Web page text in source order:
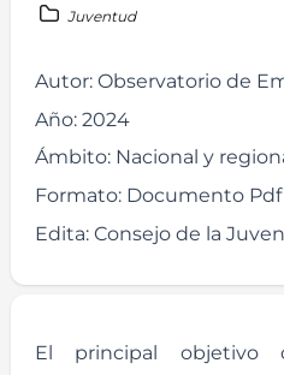
Juventud
Autor: Observatorio de
Año: 2024
Ámbito: Nacional y
Formato: Documento Pdf
Edita: Consejo de la
El principal objetivo